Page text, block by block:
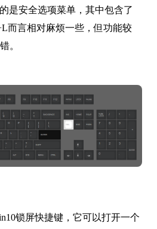
是安全选项菜单，其中包含了
而言相对麻烦一些，但功能较
。
锁屏快捷键，它可以打开一个